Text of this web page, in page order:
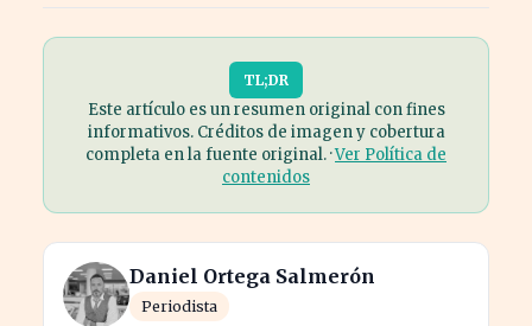
TL;DR
Este artículo es un resumen original con fines
informativos. Créditos de imagen y cobertura
completa en la fuente original. ·Ver Política de
contenidos
Daniel Ortega Salmerón
Periodista